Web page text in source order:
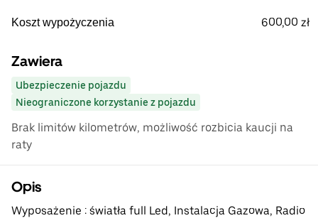
Koszt wypożyczenia 600,00 zł
Zawiera
Ubezpieczenie pojazdu
Nieograniczone korzystanie z pojazdu
Brak limitów kilometrów, możliwość rozbicia kaucji na
raty
Opis
Wyposażenie : światła full Led, Instalacja Gazowa, Radio